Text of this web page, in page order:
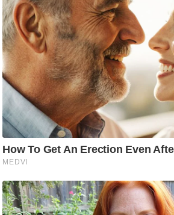
जी
ब्यू
टी
फै
श
न
घ
रे
लू
स्खे
प